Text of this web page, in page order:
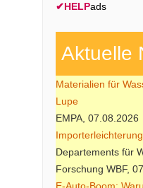
✔HELPads
Aktuelle
Materialien für
Lupe
EMPA, 07.08.2026
Departements für
Forschung WBF,